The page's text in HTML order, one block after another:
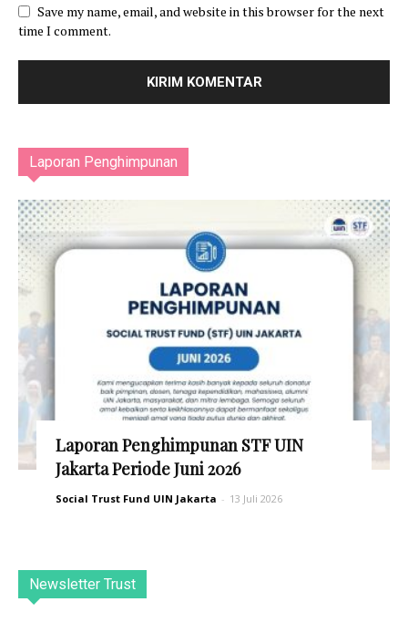
Save my name, email, and website in this browser for the next
time I comment.
Laporan Penghimpunan
Laporan Penghimpunan STF UIN
Jakarta Periode Juni 2026
Social Trust Fund UIN Jakarta - 13 Juli 2026
Newsletter Trust